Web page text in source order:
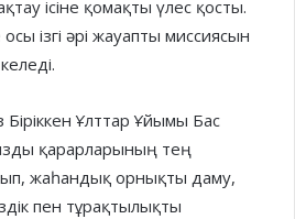
ісіне қомақты үлес қосты.
ізгі әрі жауапты миссия­сын
Біріккен Ұлттар Ұйымы Бас
қарарларының тең
жаһандық орнықты даму,
пен тұ­рақтылықты